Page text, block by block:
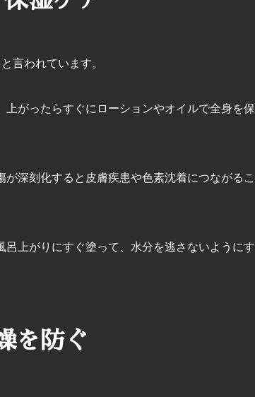
言われています。
がったらすぐにローションやオイルで全身を保
深刻化すると皮膚疾患や色素沈着につながるこ
上がりにすぐ塗って、水分を逃さないようにす
を防ぐ